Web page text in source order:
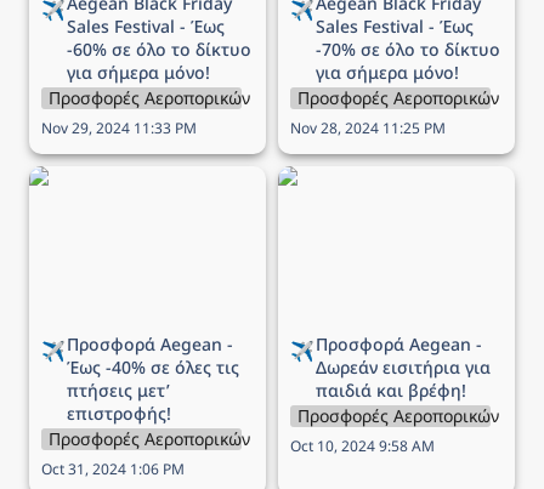
✈️
Sales Festival - Έως
-60% σε όλο το δίκτυο
για σήμερα μόνο!
Προσφορές Αεροπορικών Εταιρειών
Nov 29, 2024 11:33 PM
✈️
Sales Festival - Έως
-70% σε όλο το δίκτυο
για σήμερα μόνο!
Προσφορές Αεροπορικών
Nov 28, 2024 11:25 PM
Προσφορά Aegean - Έως
✈️
Έως -40% σε όλες τις
πτήσεις μετ’
επιστροφής!
Προσφορές Αεροπορικών Εταιρειών
Oct 31, 2024 1:06 PM
Προσφορά Aegean -
✈️
Δωρεάν εισιτήρια για
παιδιά και βρέφη!
Προσφορές Αεροπορικών
Oct 10, 2024 9:58 AM